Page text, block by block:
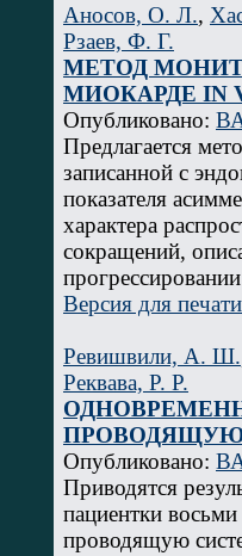
Аносов, О. Л.,
Рзаев, Ф. Г.
МЕТОД
МИОКАРДЕ IN
Опубликовано:
Предлагается
записанной с
показателя
характера
сокращений,
Версия для печати
Ревишвили, А. Ш.
Реквава, Р. Р.
ПРОВОДЯЩУЮ
Опубликовано:
Приводятся
пациентки
проводящую